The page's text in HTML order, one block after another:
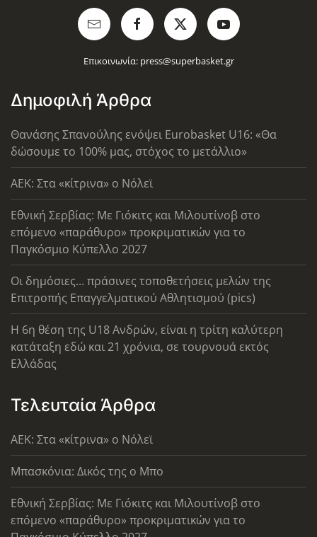
Επικοινωνία: press@superbasket.gr
Δημοφιλή Άρθρα
Θανάσης Σπανούλης ενόψει Eurobasket U16: «Θα
δώσουμε το 100% μας, στόχος το μετάλλιο»
AEK: Στα «κίτρινα» ο Νόλεϊ
Εθνική Σερβίας: Με Γιόκιτς και Μιλουτίνοβ στο
επόμενο «παράθυρο» προκριματικών για το
Παγκόσμιο Κύπελλο 2027
Οι δημόσιες... πράσινες τοποθετήσεις μελών της
Επιτροπής Επαγγελματικού Αθλητισμού (pics)
Η 6η θέση της U18 Ανδρών, είναι η τρίτη καλύτερη
κατάταξη εδώ και 21 χρόνια, σε τουρνουά εκτός
Ελλάδας
Τελευταία Άρθρα
AEK: Στα «κίτρινα» ο Νόλεϊ
Μπασκόνια: Δικός της ο Μπο
Εθνική Σερβίας: Με Γιόκιτς και Μιλουτίνοβ στο
επόμενο «παράθυρο» προκριματικών για το